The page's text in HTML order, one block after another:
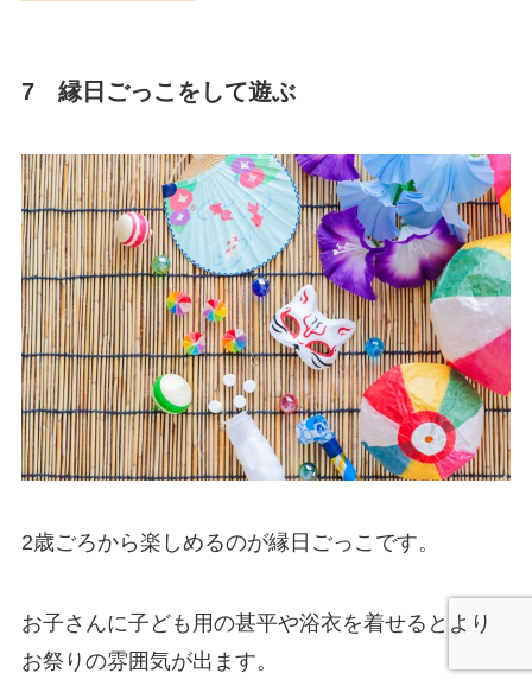
7 縁日ごっこをして遊ぶ
2歳ごろから楽しめるのが縁日ごっこです。
お子さんに子ども用の甚平や浴衣を着せるとより
お祭りの雰囲気が出ます。